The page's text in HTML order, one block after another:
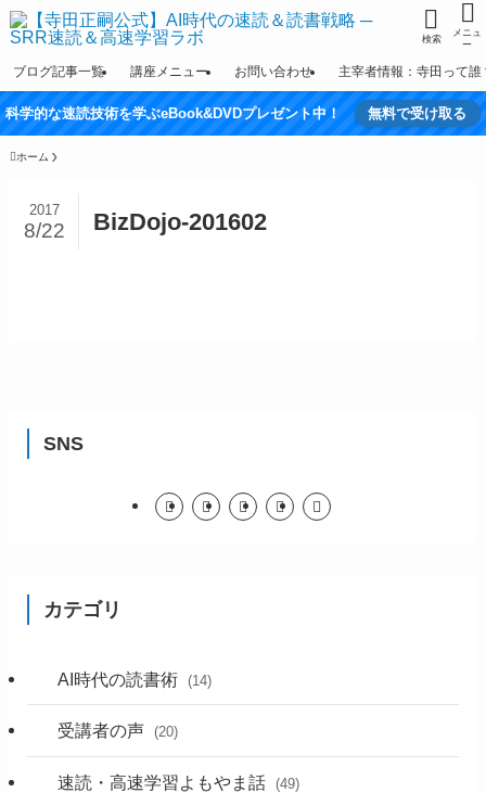
検索
メニュ
ー
ブログ記事一覧 講座メニュー お問い合わせ 主宰者情報：寺田って誰
科学的な速読技術を学ぶeBook&DVDプレゼント中！ 無料で受け取る
ホーム
BizDojo-201602
2017
8/22
SNS
カテゴリ
AI時代の読書術 (14)
受講者の声 (20)
速読・高速学習よもやま話 (49)